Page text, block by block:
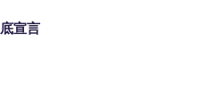
宣言